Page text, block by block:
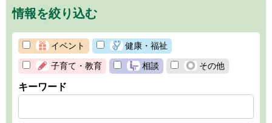
情報を絞り込む
イベント 健康・福祉
子育て・教育 相談 その他
キーワード